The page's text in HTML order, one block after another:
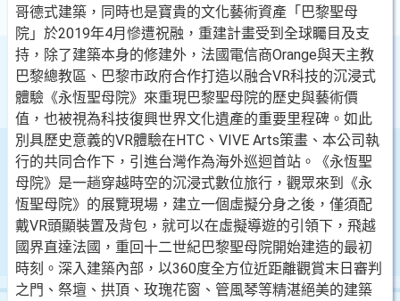
哥德式建築，同時也是寶貴的文化藝術資產「巴黎聖母
院」於2019年4月慘遭祝融，重建計畫受到全球矚目及支
持，除了建築本身的修建外，法國電信商Orange與天主教
巴黎總教區、巴黎市政府合作打造以融合VR科技的沉浸式
體驗《永恆聖母院》來重現巴黎聖母院的歷史與藝術價
值，也被視為科技復興世界文化遺產的重要里程碑。如此
別具歷史意義的VR體驗在HTC、VIVE Arts策畫、本公司執
行的共同合作下，引進台灣作為海外巡迴首站。《永恆聖
母院》是一趟穿越時空的沉浸式數位旅行，觀眾來到《永
恆聖母院》的展覽現場，建立一個虛擬分身之後，僅須配
戴VR頭顯裝置及背包，就可以在虛擬導遊的引領下，飛越
國界直達法國，重回十二世紀巴黎聖母院開始建造的最初
時刻。深入建築內部，以360度全方位近距離觀賞末日審判
之門、祭壇、拱頂、玫瑰花窗、管風琴等精湛絕美的建築